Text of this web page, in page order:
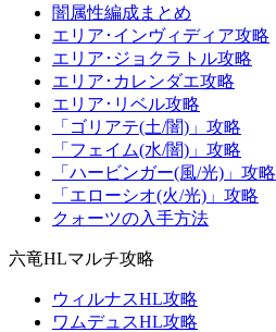
闇属性編成まとめ
エリア･インヴィディア攻略
エリア･ジョクラトル攻略
エリア･カレンダエ攻略
エリア･リベル攻略
「ゴリアテ(土/闇)」攻略
「フェイム(水/闇)」攻略
「ハービンガー(風/光)」攻略
「エローシオ(火/光)」攻略
クォーツの入手方法
六竜HLマルチ攻略
ウィルナスHL攻略
ワムデュスHL攻略